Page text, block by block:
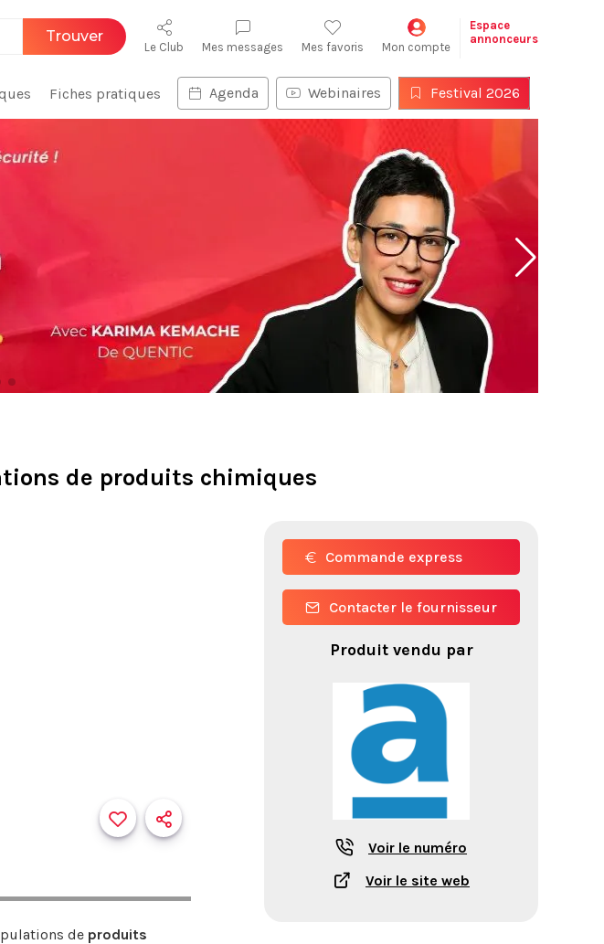
Trouver
Le Club Mes messages Mes favoris Mon compte
Espace
annonceurs
Fiches pratiques Agenda Webinaires Festival 2026
de produits chimiques
de produits
Commande express
Contacter le fournisseur
Produit vendu par
Voir le numéro
Voir le site web